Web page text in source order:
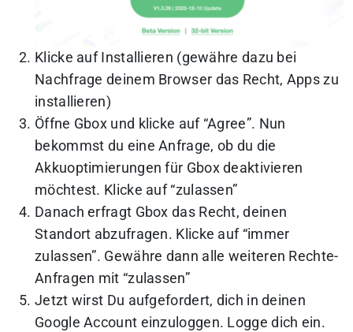
Klicke auf Installieren (gewähre dazu bei
Nachfrage deinem Browser das Recht, Apps zu
installieren)
Öffne Gbox und klicke auf “Agree”. Nun
bekommst du eine Anfrage, ob du die
Akkuoptimierungen für Gbox deaktivieren
möchtest. Klicke auf “zulassen”
Danach erfragt Gbox das Recht, deinen
Standort abzufragen. Klicke auf “immer
zulassen”. Gewähre dann alle weiteren Rechte-
Anfragen mit “zulassen”
Jetzt wirst Du aufgefordert, dich in deinen
Google Account einzuloggen. Logge dich ein.